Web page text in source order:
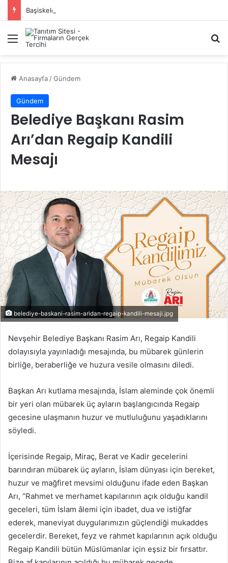
Başiskele Acil Çilingir Hizmeti İçin Doğru Adres Neresi?
Menü
Anasayfa /Gündem
Gündem
Belediye Başkanı Rasim
Arı’dan Regaip Kandili
Mesajı
belediye-baskani-rasim-aridan-regaip-kandili-mesaji.jpg
Nevşehir Belediye Başkanı Rasim Arı, Regaip Kandili
dolayısıyla yayınladığı mesajında, bu mübarek günlerin
birliğe, beraberliğe ve huzura vesile olmasını diledi.
Başkan Arı kutlama mesajında, İslam aleminde çok önemli
bir yeri olan mübarek üç ayların başlangıcında Regaip
gecesine ulaşmanın huzur ve mutluluğunu yaşadıklarını
söyledi.
İçerisinde Regaip, Miraç, Berat ve Kadir gecelerini
barındıran mübarek üç ayların, İslam dünyası için bereket,
huzur ve mağfiret mevsimi olduğunu ifade eden Başkan
Arı, “Rahmet ve merhamet kapılarının açık olduğu kandil
geceleri, tüm İslam âlemi için ibadet, dua ve istiğfar
ederek, maneviyat duygularımızın güçlendiği mukaddes
gecelerdir. Bereket, feyz ve rahmet kapılarının açık olduğu
Regaip Kandili bütün Müslümanlar için eşsiz bir fırsattır.